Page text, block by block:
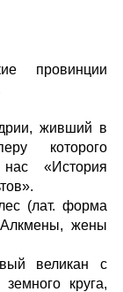
провинции
живший в
которого
«История
(лат. форма
жены
великан с
круга,